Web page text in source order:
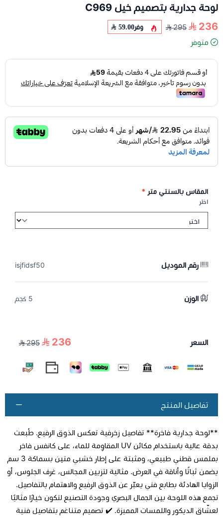
لوحة جدارية بتصميم خيل C969
236
295 وفر59.00
متوفر
المقاس بالسنتي متر *
اختر
رقم الموديل isjfidsf50
الوزن 5 كجم
السعر 236
295
تفاصيل المنتج
**لوحة جدارية فاخرة** تفاصيل زخرفية تعكس الذوق الرفيع. طُبعت
بدقة عالية باستخدام مكائن UV المقاوِمة للماء، على كانفس فاخر
بملمس قطني طبيعي، ومثبتة على إطار خشبي متين بسماكة 3 سم
يضمن ثباتًا وأناقة في العرض. مثالية لتزيين المجالس، غرف الجلوس، أو
الزوايا الهادئة بطابع فني يعبّر عن الذوق الرفيع والاهتمام بالتفاصيل.
تجمع هذه اللوحة بين الجمال البصري وجودة التصنيع لتكون خيارًا مثاليًا
لعشّاق الديكور واللمسات المميزة. ✔️ تصميم متناغم بتفاصيل فنية